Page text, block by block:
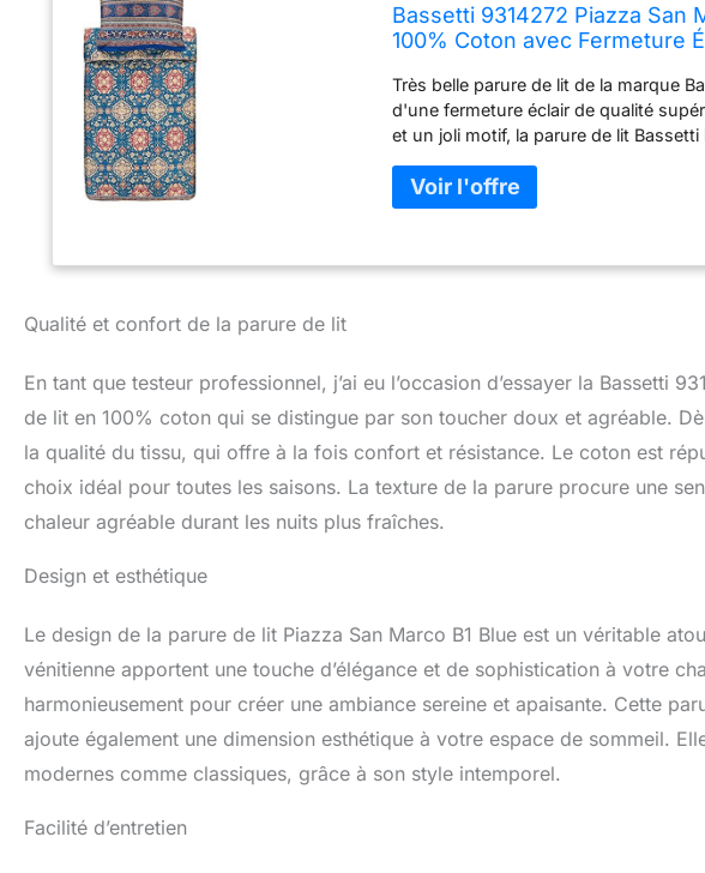
Bassetti 9314272 Piazza San
100% Coton avec Fermeture
Très belle parure de lit de la marque
d'une fermeture éclair de qualité
et un joli motif, la parure de lit
repasser à température modérée,
°C Veuillez noter qu'il peut y avoir
Qualité et confort de la parure de lit
En tant que testeur professionnel, j’ai eu l’occasion d’essayer la Bassetti
de lit en 100% coton qui se distingue par son toucher doux et agréable.
la qualité du tissu, qui offre à la fois confort et résistance. Le coton est
choix idéal pour toutes les saisons. La texture de la parure procure une
chaleur agréable durant les nuits plus fraîches.
Design et esthétique
Le design de la parure de lit Piazza San Marco B1 Blue est un véritable
vénitienne apportent une touche d’élégance et de sophistication à votre
harmonieusement pour créer une ambiance sereine et apaisante. Cette
ajoute également une dimension esthétique à votre espace de sommeil.
modernes comme classiques, grâce à son style intemporel.
Facilité d’entretien